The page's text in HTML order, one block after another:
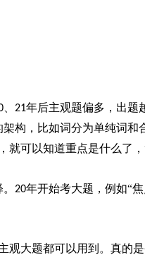
21年后主观题偏多，出题
构，比如词分为单纯词和
可以知道重点是什么了，
20年开始考大题，例如“
观大题都可以用到。真的